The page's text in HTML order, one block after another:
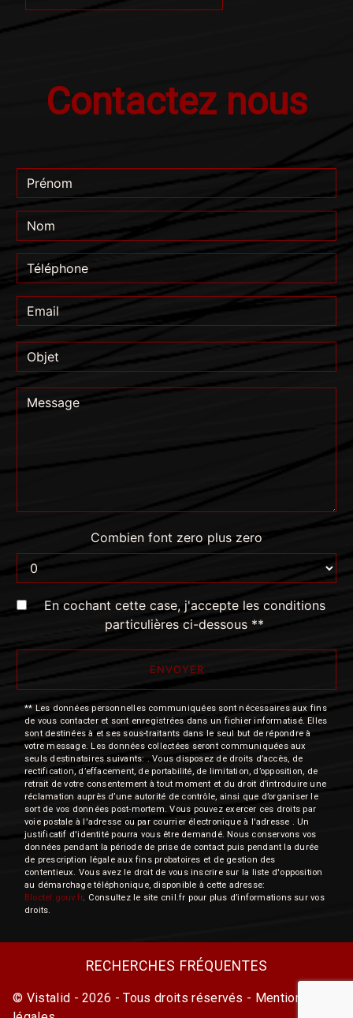
Contactez nous
Combien font zero plus zero
En cochant cette case, j'accepte les conditions
particulières ci-dessous **
ENVOYER
** Les données personnelles communiquées sont nécessaires aux fins
de vous contacter et sont enregistrées dans un fichier informatisé. Elles
sont destinées à et ses sous-traitants dans le seul but de répondre à
votre message. Les données collectées seront communiquées aux
seuls destinataires suivants: . Vous disposez de droits d’accès, de
rectification, d’effacement, de portabilité, de limitation, d’opposition, de
retrait de votre consentement à tout moment et du droit d’introduire une
réclamation auprès d’une autorité de contrôle, ainsi que d’organiser le
sort de vos données post-mortem. Vous pouvez exercer ces droits par
voie postale à l'adresse ou par courrier électronique à l'adresse . Un
justificatif d'identité pourra vous être demandé. Nous conservons vos
données pendant la période de prise de contact puis pendant la durée
de prescription légale aux fins probatoires et de gestion des
contentieux. Vous avez le droit de vous inscrire sur la liste d'opposition
au démarchage téléphonique, disponible à cette adresse:
Bloctel.gouv.fr. Consultez le site cnil.fr pour plus d’informations sur vos
droits.
RECHERCHES FRÉQUENTES
© Vistalid - 2026 - Tous droits réservés - Mentions